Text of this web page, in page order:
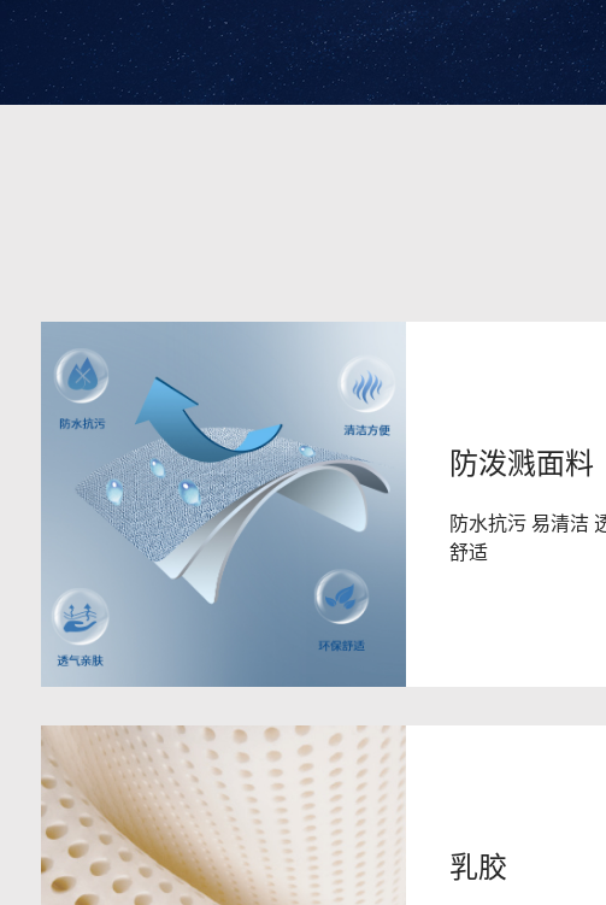
防泼溅面料
防水抗污 易清洁
舒适
乳胶